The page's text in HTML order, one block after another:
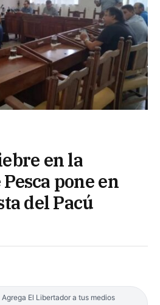
en la
pone en
del Pacú
Agrega El Libertador a tus medios